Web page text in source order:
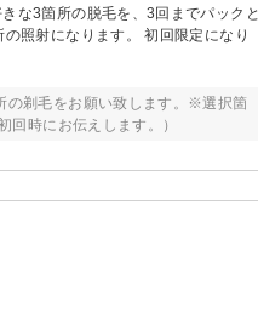
な3箇所の脱毛を、3回までパックと
照射になります。 初回限定になり
の剃毛をお願い致します。※選択箇
回時にお伝えします。）